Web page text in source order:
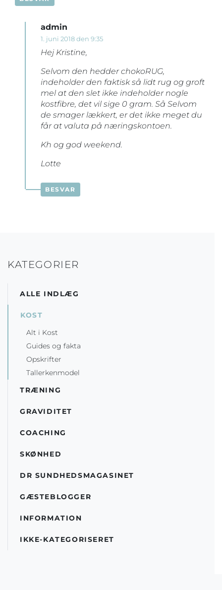
admin
1. juni 2018 den 9:35
Hej Kristine,
Selvom den hedder chokoRUG,
indeholder den faktisk så lidt rug og groft
mel at den slet ikke indeholder nogle
kostfibre, det vil sige 0 gram. Så Selvom
de smager lækkert, er det ikke meget du
får at valuta på næringskontoen.
Kh og god weekend.
Lotte
BESVAR
KATEGORIER
ALLE INDLÆG
KOST
Alt i Kost
Guides og fakta
Opskrifter
Tallerkenmodel
TRÆNING
GRAVIDITET
COACHING
SKØNHED
DR SUNDHEDSMAGASINET
GÆSTEBLOGGER
INFORMATION
IKKE-KATEGORISERET